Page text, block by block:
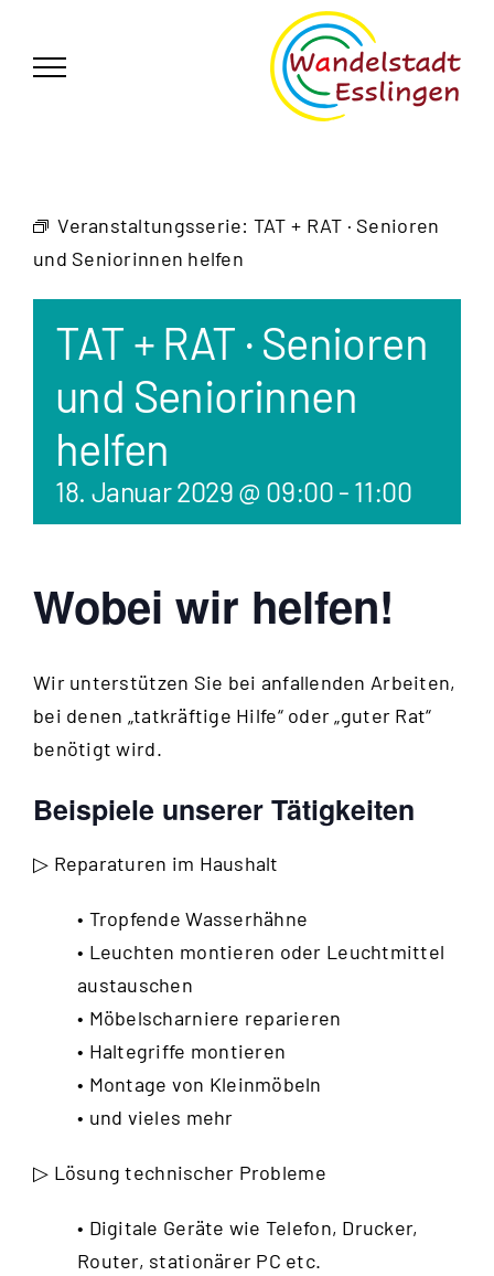
springen
Veranstaltungsserie: TAT + RAT · Senioren
und Seniorinnen helfen
TAT + RAT · Senioren
und Seniorinnen
helfen
18. Januar 2029 @ 09:00 - 11:00
Wobei wir helfen!
Wir unterstützen Sie bei anfallenden Arbeiten,
bei denen „tatkräftige Hilfe“ oder „guter Rat“
benötigt wird.
Beispiele unserer Tätigkeiten
▷ Reparaturen im Haushalt
• Tropfende Wasserhähne
• Leuchten montieren oder Leuchtmittel
austauschen
• Möbelscharniere reparieren
• Haltegriffe montieren
• Montage von Kleinmöbeln
• und vieles mehr
▷ Lösung technischer Probleme
• Digitale Geräte wie Telefon, Drucker,
Router, stationärer PC etc.